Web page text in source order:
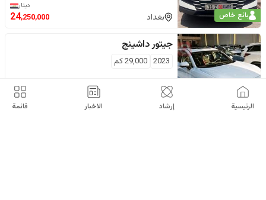
الرئيسية إرشاد الاخبار قائمة
بائع خاص بغداد
دينار
24,250,000
جيتورداشينج
2023
29,000كم
اربيل $15,500